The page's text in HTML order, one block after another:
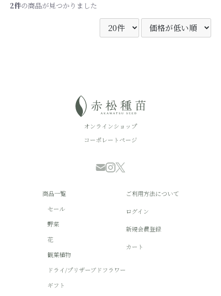
2件の商品が見つかりました
オンラインショップ
コーポレートページ
商品一覧
セール
野菜
花
観葉植物
ドライ/プリザーブドフラワー
ギフト
ご利用方法について
ログイン
新規会員登録
カート